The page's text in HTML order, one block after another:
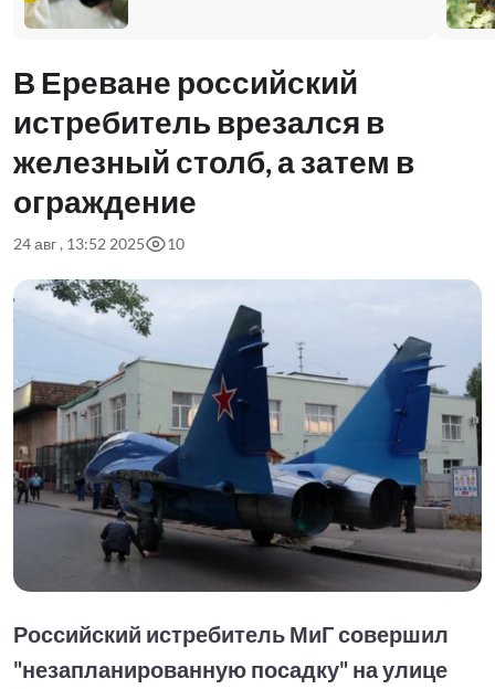
В Ереване российский
истребитель врезался в
железный столб, а затем в
ограждение
24 авг , 13:52 2025 10
Российский истребитель МиГ совершил
"незапланированную посадку" на улице